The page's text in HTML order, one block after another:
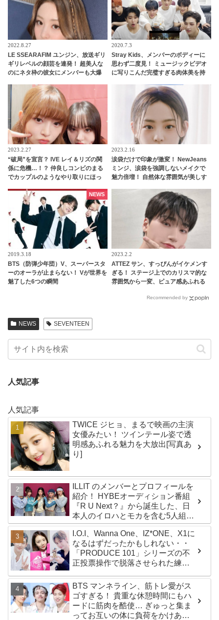
2022.8.27
LE SSEARAFIM ユンジン、放送ギリ
ギリレベルの顔芸を連発！ 超美人な
のにネタ枠の彼女にメンバーも大爆
事務所（笑）」
2020.7.3
Stray Kids、メンバーのボディーに
思わず二度見！ ミュージックビデオ
に写りこんだ完璧すぎる肉体美を持
2023.2.27
“破局”を宣言？ IVE レイ＆リズの関
係に危機…！？ 仲良しコンビのまる
でカップルのようなやり取りにほっ
2023.2.16
涙袋だけで印象が激変！ NewJeans
ミンジ、涙袋を強調しないメイクで
魅力倍増！ 自然体な雰囲気が美しす
2019.3.18
BTS（防弾少年団）V、スーパースタ
ーのオーラが止まらない！ Vが世界を
魅了した6つの瞬間
NEWS
2023.2.2
ATTEZ サン、すっぴんがイケメンす
ぎる！ ステージ上でのカリスマ的な
雰囲気から一変、ピュア感あふれる
Recommended by
NEWS SEVENTEEN
人気記事
人気記事
TWICE ジヒョ、まるで映画の主演
女優みたい！ ツインテール姿で透
明感あふれる魅力を大放出[写真あ
り]
ILLIT のメンバーとプロフィールを
紹介！ HYBEオーディション番組
『R U Next？』から誕生した、日
本人のイロハとモカを含む5人組ガ
ールズグループ！ デビュー曲
「Magnetic」がいきなりの大ヒッ
ト
I.O.I、Wanna One、IZ*ONE、X1に
なるはずだったかもしれない・・
「PRODUCE 101」シリーズの不
正投票操作で脱落させられた練習
BTS マンネライン、筋トレ愛がス
ゴすぎる！ 貴重な休憩時間にもハ
ードに筋肉を酷使… ぎゅっと集ま
ってお互いの体に負荷をかけあう